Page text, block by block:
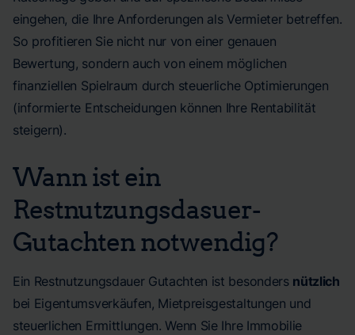
eingehen, die Ihre Anforderungen als Vermieter betreffen.
So profitieren Sie nicht nur von einer genauen
Bewertung, sondern auch von einem möglichen
finanziellen Spielraum durch steuerliche Optimierungen
(informierte Entscheidungen können Ihre Rentabilität
steigern).
Wann ist ein
Restnutzungsdasuer-
Gutachten notwendig?
Ein Restnutzungsdauer Gutachten ist besonders nützlich
bei Eigentumsverkäufen, Mietpreisgestaltungen und
steuerlichen Ermittlungen. Wenn Sie Ihre Immobilie